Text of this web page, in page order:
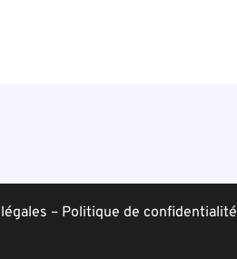
– Politique de confidentialité